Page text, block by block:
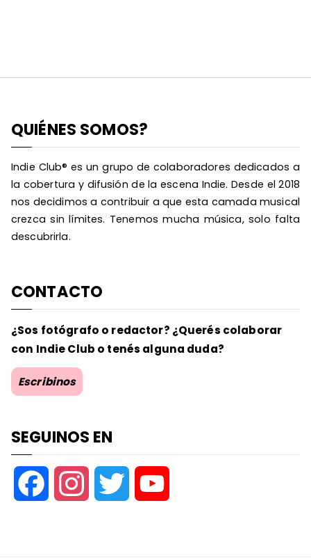
QUIÉNES SOMOS?
Indie Club® es un grupo de colaboradores dedicados a
la cobertura y difusión de la escena Indie. Desde el 2018
nos decidimos a contribuir a que esta camada musical
crezca sin límites. Tenemos mucha música, solo falta
descubrirla.
CONTACTO
¿Sos fotógrafo o redactor? ¿Querés colaborar
con Indie Club o tenés alguna duda?
Escribinos
SEGUINOS EN